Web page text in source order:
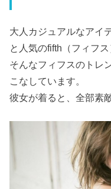
大人カジュアルなアイ
と人気のfifth（フィフス
そんなフィフスのトレ
こなしています。
彼女が着ると、全部素